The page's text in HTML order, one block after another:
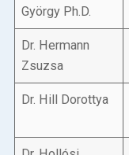
György Ph.D.
Dr. Hermann
Zsuzsa
Dr. Hill Dorottya